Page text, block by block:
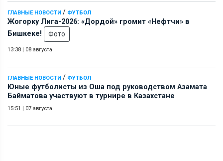
ГЛАВНЫЕ НОВОСТИ / ФУТБОЛ
Жогорку Лига-2026: «Дордой» громит «Нефтчи» в
Бишкеке!
Фото
13:38 | 08 августа
ГЛАВНЫЕ НОВОСТИ / ФУТБОЛ
Юные футболисты из Оша под руководством Азамата
Байматова участвуют в турнире в Казахстане
15:51 | 07 августа